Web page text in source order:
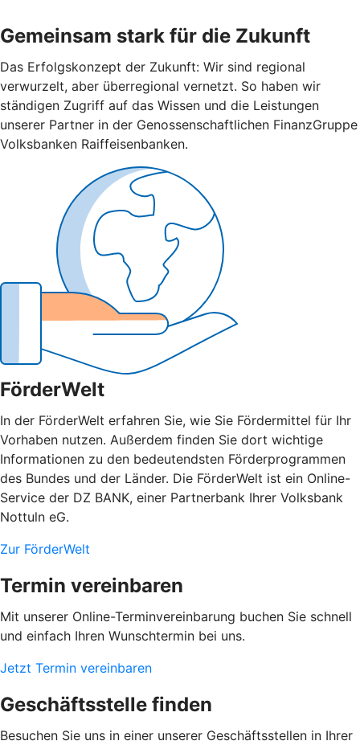
Gemeinsam stark für die Zukunft
Das Erfolgskonzept der Zukunft: Wir sind regional
verwurzelt, aber überregional vernetzt. So haben wir
ständigen Zugriff auf das Wissen und die Leistungen
unserer Partner in der Genossenschaftlichen FinanzGruppe
Volksbanken Raiffeisenbanken.
FörderWelt
In der FörderWelt erfahren Sie, wie Sie Fördermittel für Ihr
Vorhaben nutzen. Außerdem finden Sie dort wichtige
Informationen zu den bedeutendsten Förderprogrammen
des Bundes und der Länder. Die FörderWelt ist ein Online-
Service der DZ BANK, einer Partnerbank Ihrer Volksbank
Nottuln eG.
Zur FörderWelt
Termin vereinbaren
Mit unserer Online-Terminvereinbarung buchen Sie schnell
und einfach Ihren Wunschtermin bei uns.
Jetzt Termin vereinbaren
Geschäftsstelle finden
Besuchen Sie uns in einer unserer Geschäftsstellen in Ihrer